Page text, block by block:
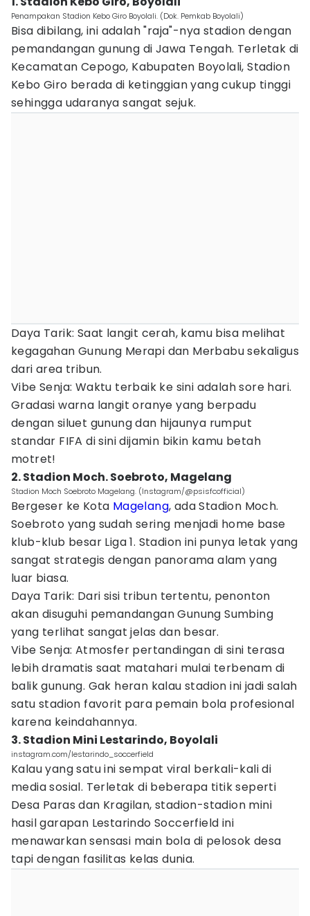
Penampakan Stadion Kebo Giro Boyolali. (Dok. Pemkab Boyolali)
Bisa dibilang, ini adalah "raja"-nya stadion dengan
pemandangan gunung di Jawa Tengah. Terletak di
Kecamatan Cepogo, Kabupaten Boyolali, Stadion
Kebo Giro berada di ketinggian yang cukup tinggi
sehingga udaranya sangat sejuk.
Daya Tarik: Saat langit cerah, kamu bisa melihat
kegagahan Gunung Merapi dan Merbabu sekaligus
dari area tribun.
Vibe Senja: Waktu terbaik ke sini adalah sore hari.
Gradasi warna langit oranye yang berpadu
dengan siluet gunung dan hijaunya rumput
standar FIFA di sini dijamin bikin kamu betah
motret!
2. Stadion Moch. Soebroto, Magelang
Stadion Moch Soebroto Magelang. (Instagram/@psisfcofficial)
Bergeser ke Kota Magelang, ada Stadion Moch.
Soebroto yang sudah sering menjadi home base
klub-klub besar Liga 1. Stadion ini punya letak yang
sangat strategis dengan panorama alam yang
luar biasa.
Daya Tarik: Dari sisi tribun tertentu, penonton
akan disuguhi pemandangan Gunung Sumbing
yang terlihat sangat jelas dan besar.
Vibe Senja: Atmosfer pertandingan di sini terasa
lebih dramatis saat matahari mulai terbenam di
balik gunung. Gak heran kalau stadion ini jadi salah
satu stadion favorit para pemain bola profesional
karena keindahannya.
3. Stadion Mini Lestarindo, Boyolali
instagram.com/lestarindo_soccerfield
Kalau yang satu ini sempat viral berkali-kali di
media sosial. Terletak di beberapa titik seperti
Desa Paras dan Kragilan, stadion-stadion mini
hasil garapan Lestarindo Soccerfield ini
menawarkan sensasi main bola di pelosok desa
tapi dengan fasilitas kelas dunia.